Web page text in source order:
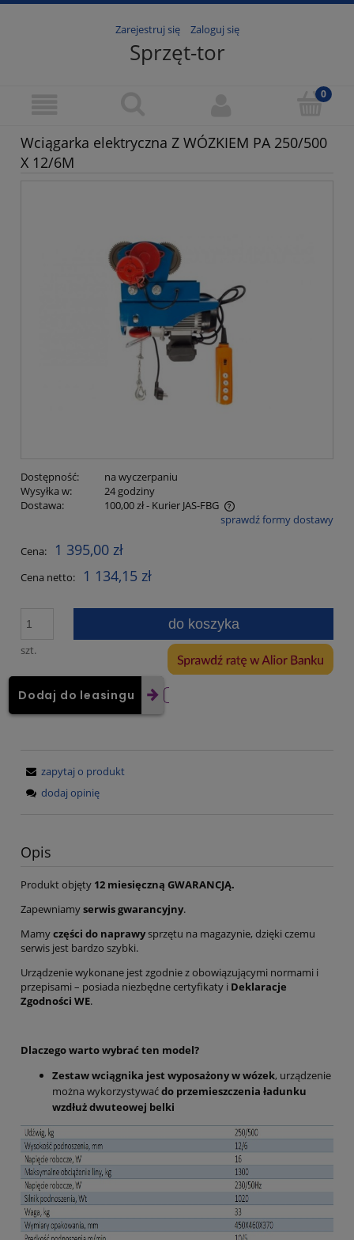
Zarejestruj się Zaloguj się
Sprzęt-tor
Wciągarka elektryczna Z WÓZKIEM PA 250/500
X 12/6M
Dostępność:
na wyczerpaniu
Wysyłka w:
24 godziny
Dostawa:
100,00 zł- Kurier JAS-FBG
Cena nie zawiera ewentualnych kosztów płatnościsprawdź formy dostawy
Cena: 1 395,00 zł
Cena netto: 1 134,15 zł
szt.
do koszyka
Dodaj do leasingu
zapytaj o produkt
dodaj opinię
Opis
Produkt objęty 12 miesięczną GWARANCJĄ.
Zapewniamyserwis gwarancyjny.
Mamyczęści do naprawysprzętu na magazynie, dzięki czemu
serwis jest bardzo szybki.
Urządzenie wykonane jest zgodnie z obowiązującymi normami i
przepisami – posiada niezbędne certyfikaty i Deklaracje
Zgodności WE.
Dlaczego warto wybrać ten model?
Zestaw wciągnika jest wyposażony w wózek, urządzenie
można wykorzystywaćdo przemieszczenia ładunku
wzdłuż dwuteowej belki